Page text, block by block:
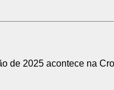
de 2025 acontece na